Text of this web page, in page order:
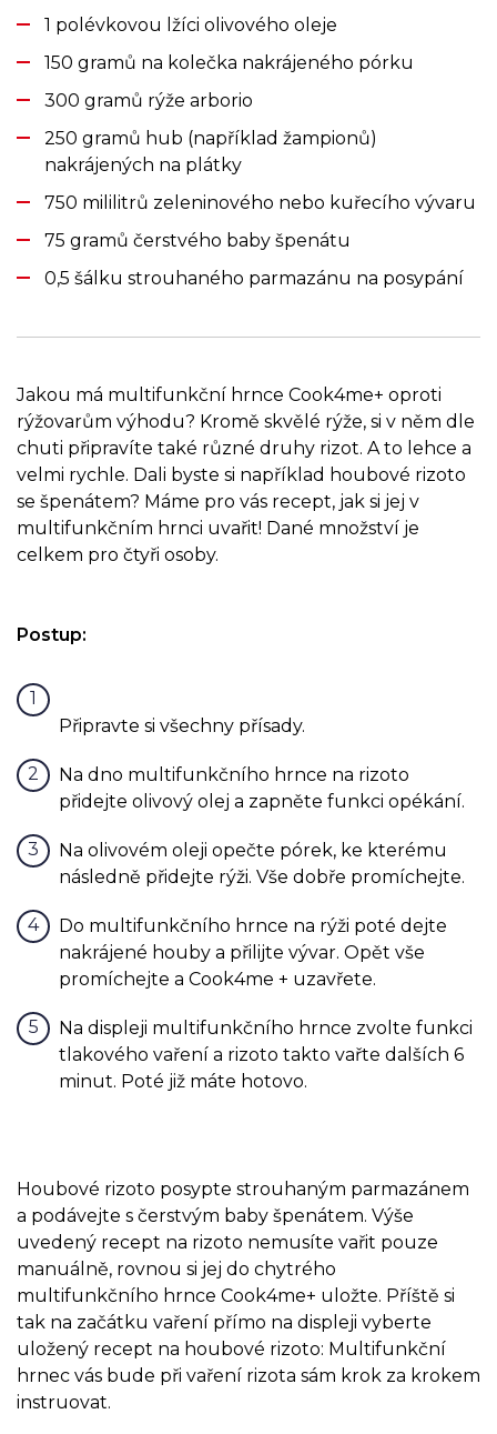
1 polévkovou lžíci olivového oleje
150 gramů na kolečka nakrájeného pórku
300 gramů rýže arborio
250 gramů hub (například žampionů)
nakrájených na plátky
750 mililitrů zeleninového nebo kuřecího vývaru
75 gramů čerstvého baby špenátu
0,5 šálku strouhaného parmazánu na posypání
Jakou má multifunkční hrnce Cook4me+ oproti
rýžovarům výhodu? Kromě skvělé rýže, si v něm dle
chuti připravíte také různé druhy rizot. A to lehce a
velmi rychle. Dali byste si například houbové rizoto
se špenátem? Máme pro vás recept, jak si jej v
multifunkčním hrnci uvařit! Dané množství je
celkem pro čtyři osoby.
Postup:
Připravte si všechny přísady.
Na dno multifunkčního hrnce na rizoto
přidejte olivový olej a zapněte funkci opékání.
Na olivovém oleji opečte pórek, ke kterému
následně přidejte rýži. Vše dobře promíchejte.
Do multifunkčního hrnce na rýži poté dejte
nakrájené houby a přilijte vývar. Opět vše
promíchejte a Cook4me + uzavřete.
Na displeji multifunkčního hrnce zvolte funkci
tlakového vaření a rizoto takto vařte dalších 6
minut. Poté již máte hotovo.
Houbové rizoto posypte strouhaným parmazánem
a podávejte s čerstvým baby špenátem. Výše
uvedený recept na rizoto nemusíte vařit pouze
manuálně, rovnou si jej do chytrého
multifunkčního hrnce Cook4me+ uložte. Příště si
tak na začátku vaření přímo na displeji vyberte
uložený recept na houbové rizoto: Multifunkční
hrnec vás bude při vaření rizota sám krok za krokem
instruovat.